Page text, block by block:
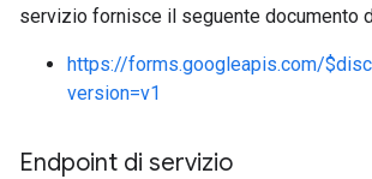
servizio fornisce il seguente documento
https://forms.googleapis.com/
version=v1
Endpoint di servizio